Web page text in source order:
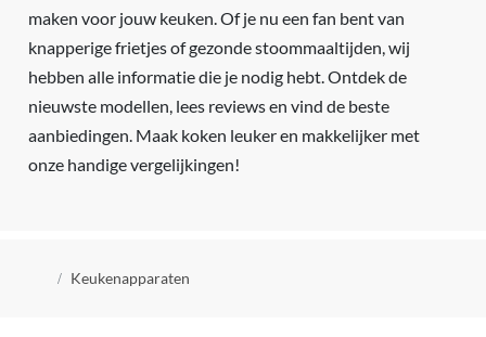
maken voor jouw keuken. Of je nu een fan bent van
knapperige frietjes of gezonde stoommaaltijden, wij
hebben alle informatie die je nodig hebt. Ontdek de
nieuwste modellen, lees reviews en vind de beste
aanbiedingen. Maak koken leuker en makkelijker met
onze handige vergelijkingen!
Kruimelpad
Keukenapparaten